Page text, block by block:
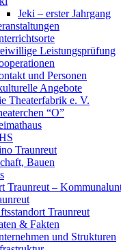
Jeki – erster Jahrgang
Leistungsprüfung
und Personen
Angebote
Theaterfabrik e. V.
“O”
Traunreut
Bauen
Traunreut –
Traunreut
& Fakten
und Strukturen